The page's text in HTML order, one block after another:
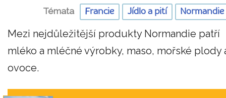
Témata Francie Jídlo a pití Normandie
Mezi nejdůležitější produkty Normandie patří
mléko a mléčné výrobky, maso, mořské plody
ovoce.